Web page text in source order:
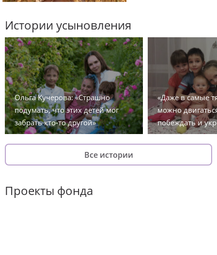
Истории усыновления
Ольга Кучерова: «Страшно
подумать, что этих детей мог
забрать кто-то другой»
«Даже в самые
можно
побеждать и
Все истории
Проекты фонда